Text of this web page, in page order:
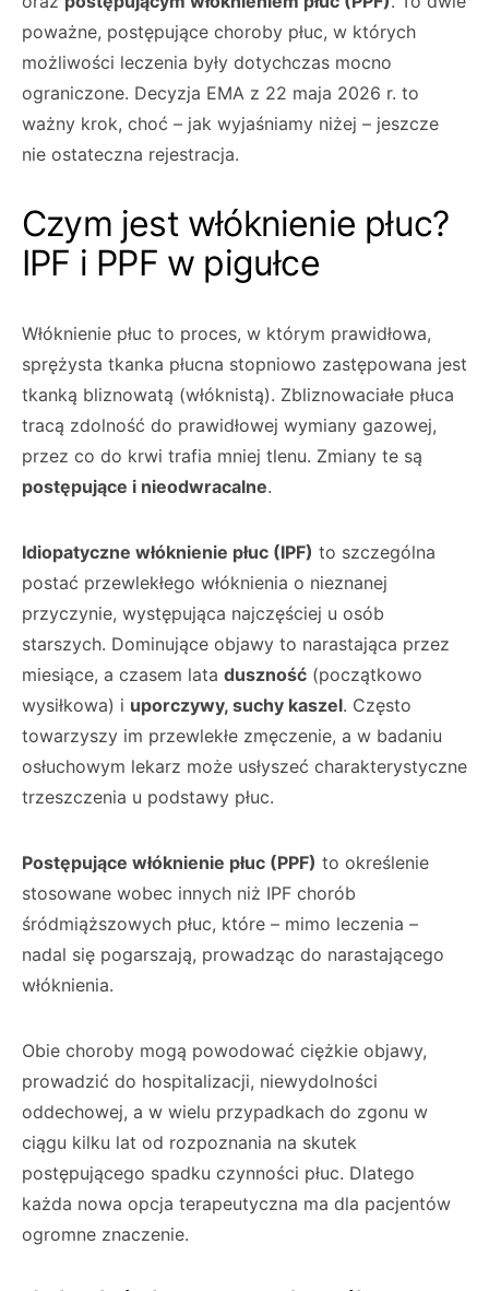
poważne, postępujące choroby płuc, w których
możliwości leczenia były dotychczas mocno
ograniczone. Decyzja EMA z 22 maja 2026 r. to
ważny krok, choć – jak wyjaśniamy niżej – jeszcze
nie ostateczna rejestracja.
Czym jest włóknienie płuc?
IPF i PPF w pigułce
Włóknienie płuc to proces, w którym prawidłowa,
sprężysta tkanka płucna stopniowo zastępowana jest
tkanką bliznowatą (włóknistą). Zbliznowaciałe płuca
tracą zdolność do prawidłowej wymiany gazowej,
przez co do krwi trafia mniej tlenu. Zmiany te są
postępujące i nieodwracalne.
Idiopatyczne włóknienie płuc (IPF) to szczególna
postać przewlekłego włóknienia o nieznanej
przyczynie, występująca najczęściej u osób
starszych. Dominujące objawy to narastająca przez
miesiące, a czasem lata duszność (początkowo
wysiłkowa) i uporczywy, suchy kaszel. Często
towarzyszy im przewlekłe zmęczenie, a w badaniu
osłuchowym lekarz może usłyszeć charakterystyczne
trzeszczenia u podstawy płuc.
Postępujące włóknienie płuc (PPF) to określenie
stosowane wobec innych niż IPF chorób
śródmiąższowych płuc, które – mimo leczenia –
nadal się pogarszają, prowadząc do narastającego
włóknienia.
Obie choroby mogą powodować ciężkie objawy,
prowadzić do hospitalizacji, niewydolności
oddechowej, a w wielu przypadkach do zgonu w
ciągu kilku lat od rozpoznania na skutek
postępującego spadku czynności płuc. Dlatego
każda nowa opcja terapeutyczna ma dla pacjentów
ogromne znaczenie.